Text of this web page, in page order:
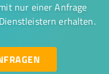
nur einer Anfrage
erhalten.